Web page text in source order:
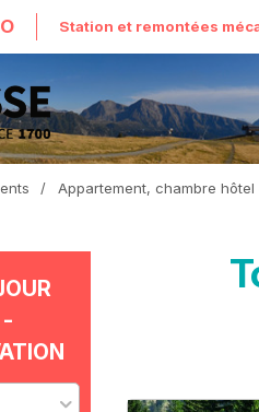
Station et remontées
/ Appartement, chambre
-